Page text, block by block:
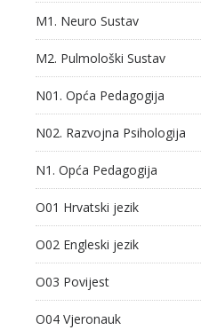
M1. Neuro Sustav
M2. Pulmološki Sustav
N01. Opća Pedagogija
N02. Razvojna Psihologija
N1. Opća Pedagogija
O01 Hrvatski jezik
O02 Engleski jezik
O03 Povijest
O04 Vjeronauk